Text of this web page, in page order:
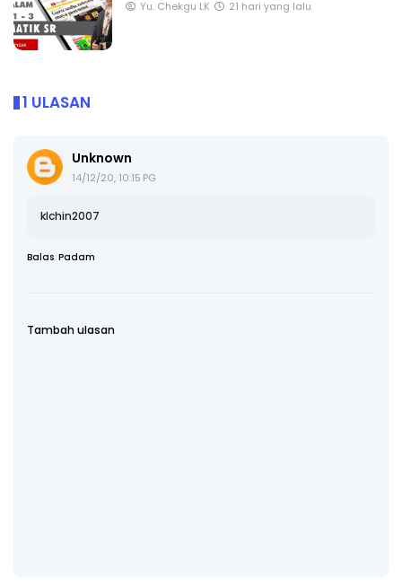
Yu. Chekgu LK 21 hari yang lalu
1 ULASAN
Unknown
14/12/20, 10:15 PG
klchin2007
Balas Padam
Tambah ulasan